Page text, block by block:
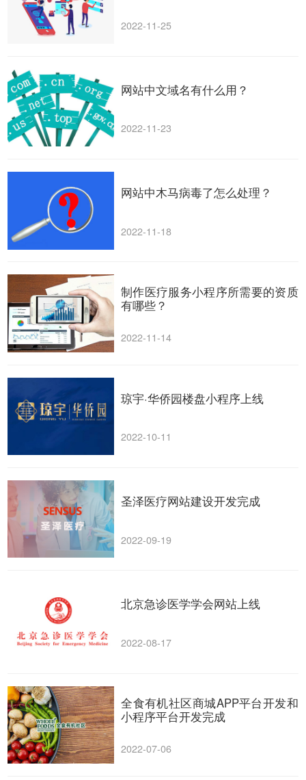
2022-11-25
网站中文域名有什么用？
2022-11-23
网站中木马病毒了怎么处理？
2022-11-18
制作医疗服务小程序所需要的资质
有哪些？
2022-11-14
琼宇·华侨园楼盘小程序上线
2022-10-11
圣泽医疗网站建设开发完成
2022-09-19
北京急诊医学学会网站上线
2022-08-17
全食有机社区商城APP平台开发和
小程序平台开发完成
2022-07-06